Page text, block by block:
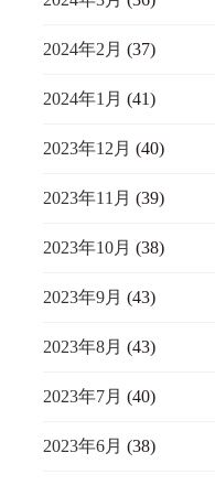
2024年2月 (37)
2024年1月 (41)
2023年12月 (40)
2023年11月 (39)
2023年10月 (38)
2023年9月 (43)
2023年8月 (43)
2023年7月 (40)
2023年6月 (38)